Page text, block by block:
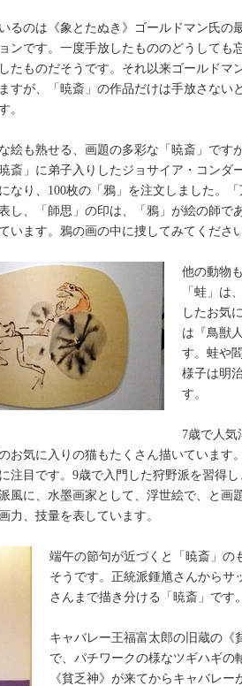
るのは《象とたぬき》ゴールドマン氏の
ンです。一度手放したもののどうしても
たものだそうです。それ以来ゴールドマ
すが、「暁斎」の作品だけは手放さない
。
絵も熟せる、画題の多彩な「暁斎」です
斎」に弟子入りしたジョサイア・コン
なり、100枚の「鴉」を注文しました。
し、「師思」の印は、「鴉」が絵の師で
います。鴉の画の中に捜してみてくださ
他の動物
「蛙」は
したお気
は『鳥獣
す。蛙や
様子は明
す。
7歳で人気
お気に入りの猫もたくさん描いています
注目です。9歳で入門した狩野派を習得
風に、水墨画家として、浮世絵で、と画
力、技量を表しています。
端午の節句が近づくと「暁斎」の
そうです。正統派鍾馗さんからサ
さんまで描き分ける「暁斎」です
キャバレー王福富太郎の旧蔵の《
で、パチワークの様なツギハギの
《貧乏神》が来てからキャバレ